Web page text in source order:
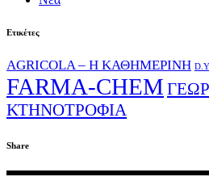
Ετικέτες
AGRICOLA – Η ΚΑΘΗΜΕΡΙΝΗ
FARMA-CHEM
ΚΤΗΝΟΤΡΟΦΙΑ
Share